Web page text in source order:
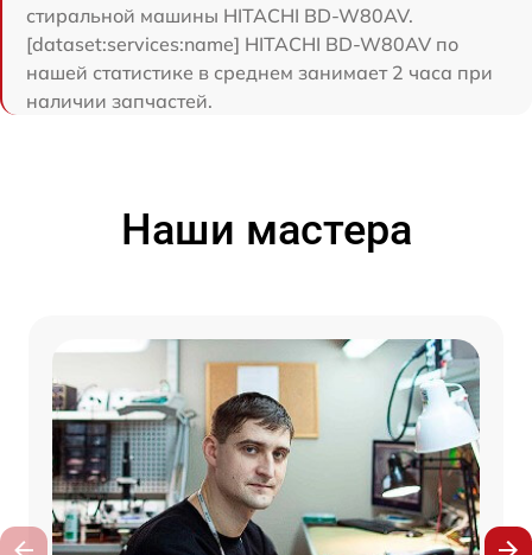
стиральной машины HITACHI BD-W80AV.
[dataset:services:name] HITACHI BD-W80AV по
нашей статистике в среднем занимает 2 часа при
наличии запчастей.
Наши мастера